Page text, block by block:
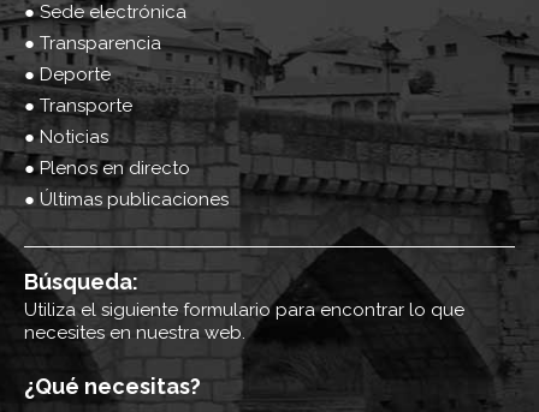
● Sede electrónica
● Transparencia
● Deporte
● Transporte
● Noticias
● Plenos en directo
● Últimas publicaciones
Búsqueda:
Utiliza el siguiente formulario para encontrar lo que
necesites en nuestra web.
¿Qué necesitas?